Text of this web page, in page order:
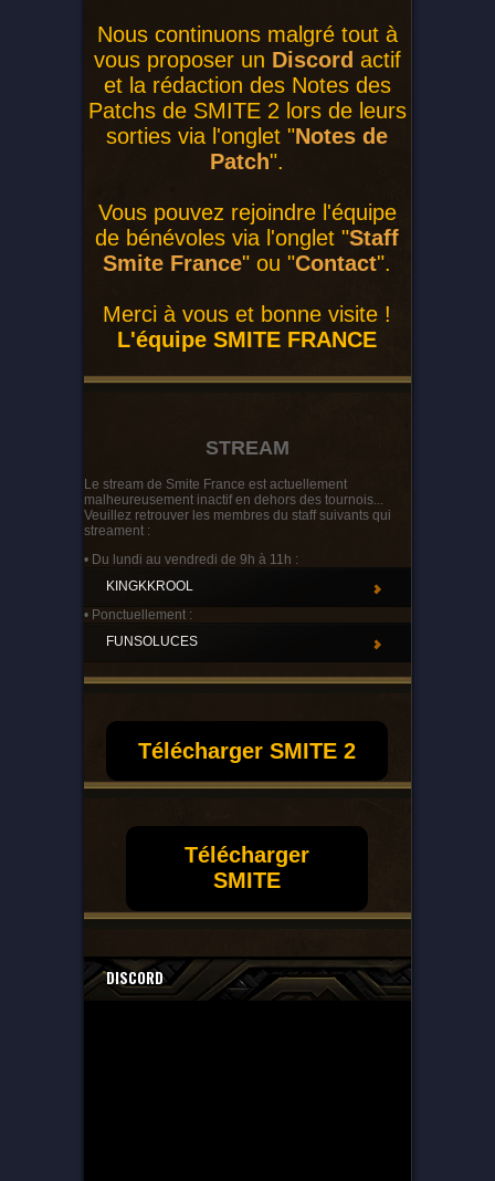
Nous continuons malgré tout à
vous proposer un Discord actif
et la rédaction des Notes des
Patchs de SMITE 2 lors de leurs
sorties via l'onglet "Notes de
Patch".
Vous pouvez rejoindre l'équipe
de bénévoles via l'onglet "Staff
Smite France" ou "Contact".
Merci à vous et bonne visite !
L'équipe SMITE FRANCE
STREAM
Le stream de Smite France est actuellement
malheureusement inactif en dehors des tournois...
Veuillez retrouver les membres du staff suivants qui
streament :
• Du lundi au vendredi de 9h à 11h :
KINGKKROOL
• Ponctuellement :
FUNSOLUCES
Télécharger SMITE 2
Télécharger
SMITE
DISCORD